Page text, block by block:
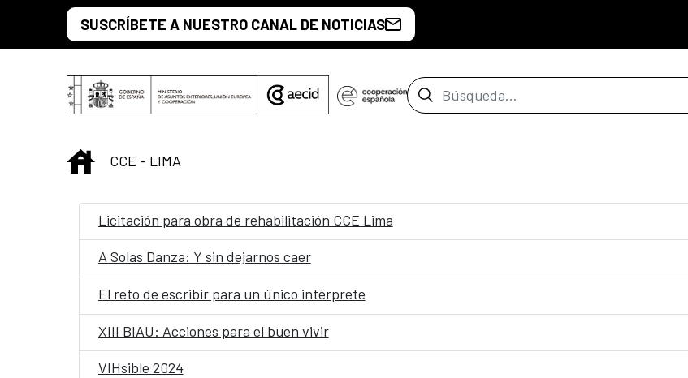
Saltar al contenido principal
SUSCRÍBETE A NUESTRO CANAL DE NOTICIAS
Barra de búsqueda
INICIO
CCE - LIMA
Licitación para obra de rehabilitación CCE Lima
A Solas Danza: Y sin dejarnos caer
El reto de escribir para un único intérprete
XIII BIAU: Acciones para el buen vivir
VIHsible 2024